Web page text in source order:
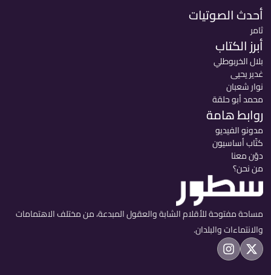
أحدث الصوتيات
ثامر
أبرز الكتاب
بلال الخربوطلي
غدير يحيى
نوار شعبان
محمد أبو حلقة
روابط هامة
مدونو الفيديو
كتّاب أساسيون
دوّن معنا
من نحن؟
مساحة مفتوحة للأقلام الشابة والعقول المبدعة، من مختلف الاهتمامات
والانتماءات والبلدان.